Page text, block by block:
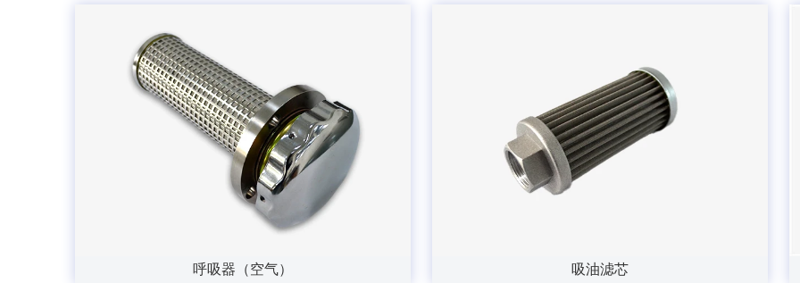
呼吸器（空气） 吸油滤芯